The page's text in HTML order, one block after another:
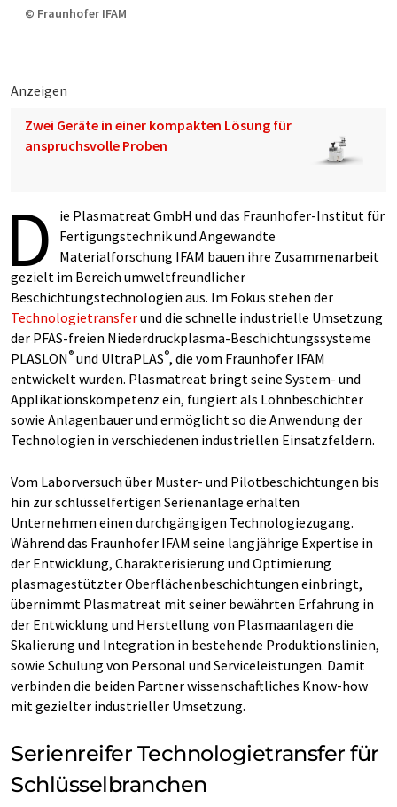
© Fraunhofer IFAM
Anzeigen
Zwei Geräte in einer kompakten Lösung für
anspruchsvolle Proben
D
ie Plasmatreat GmbH und das Fraunhofer-Institut für
Fertigungstechnik und Angewandte
Materialforschung IFAM bauen ihre Zusammenarbeit
gezielt im Bereich umweltfreundlicher
Beschichtungstechnologien aus. Im Fokus stehen der
Technologietransferund die schnelle industrielle Umsetzung
der PFAS-freien Niederdruckplasma-Beschichtungssysteme
PLASLON ® und UltraPLAS®, die vom Fraunhofer IFAM
entwickelt wurden. Plasmatreat bringt seine System- und
Applikationskompetenz ein, fungiert als Lohnbeschichter
sowie Anlagenbauer und ermöglicht so die Anwendung der
Technologien in verschiedenen industriellen Einsatzfeldern.
Vom Laborversuch über Muster- und Pilotbeschichtungen bis
hin zur schlüsselfertigen Serienanlage erhalten
Unternehmen einen durchgängigen Technologiezugang.
Während das Fraunhofer IFAM seine langjährige Expertise in
der Entwicklung, Charakterisierung und Optimierung
plasmagestützter Oberflächenbeschichtungen einbringt,
übernimmt Plasmatreat mit seiner bewährten Erfahrung in
der Entwicklung und Herstellung von Plasmaanlagen die
Skalierung und Integration in bestehende Produktionslinien,
sowie Schulung von Personal und Serviceleistungen. Damit
verbinden die beiden Partner wissenschaftliches Know-how
mit gezielter industrieller Umsetzung.
Serienreifer Technologietransfer für
Schlüsselbranchen